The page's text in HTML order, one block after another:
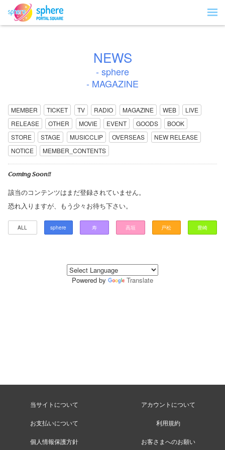
NEWS
- sphere
- MAGAZINE
MEMBER TICKET TV RADIO MAGAZINE WEB
LIVE
RELEASE
OTHER MOVIE EVENT GOODS
BOOK
STORE
STAGE MUSICCLIP OVERSEAS
NEW RELEASE
NOTICE
MEMBER_CONTENTS
Coming Soon!!
該当のコンテンツはまだ登録されていません。
恐れ入りますが、もう少々お待ち下さい。
ALL sphere 寿 高垣 戸松 豊崎
Powered by Translate
当サイトについて アカウントについて
お支払いについて 利用規約
個人情報保護方針 お客さまへのお願い